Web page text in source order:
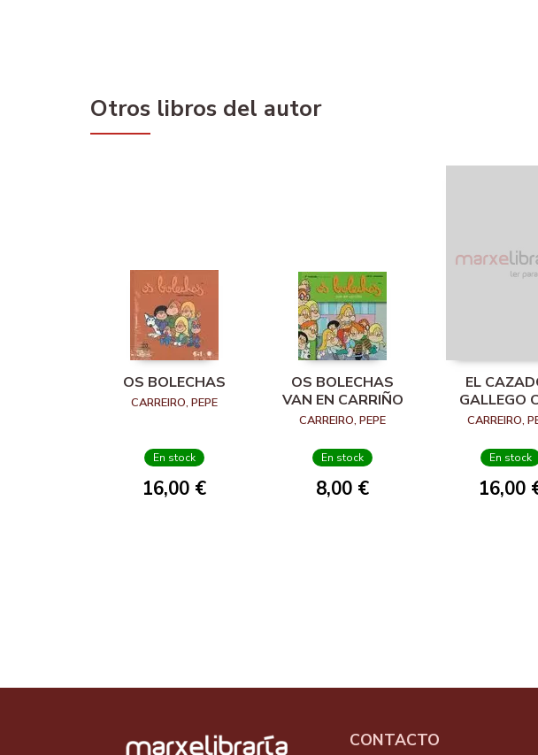
Otros libros del autor
OS BOLECHAS
CARREIRO, PEPE
En stock
16,00 €
OS BOLECHAS
VAN EN CARRIÑO
CARREIRO, PEPE
En stock
8,00 €
EL
GALLEGO
CARREIRO,
En stock
16,00
CONTACTO